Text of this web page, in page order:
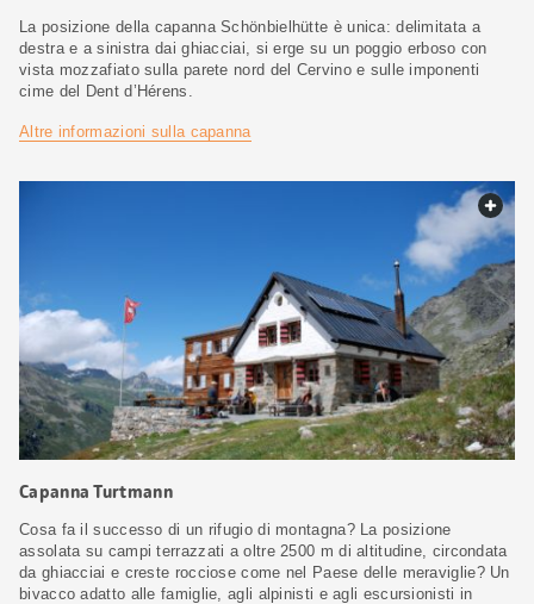
La posizione della capanna Schönbielhütte è unica: delimitata a
destra e a sinistra dai ghiacciai, si erge su un poggio erboso con
vista mozzafiato sulla parete nord del Cervino e sulle imponenti
cime del Dent d’Hérens.
Altre informazioni sulla capanna
Capanna Turtmann
Cosa fa il successo di un rifugio di montagna? La posizione
assolata su campi terrazzati a oltre 2500 m di altitudine, circondata
da ghiacciai e creste rocciose come nel Paese delle meraviglie? Un
bivacco adatto alle famiglie, agli alpinisti e agli escursionisti in